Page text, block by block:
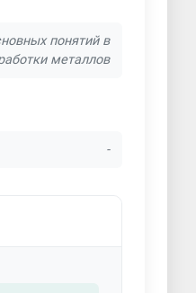
понятий в
металлов
-